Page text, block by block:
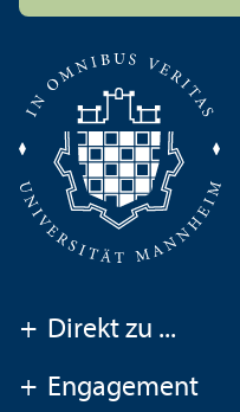
+ Direkt zu ...
+ Engagement